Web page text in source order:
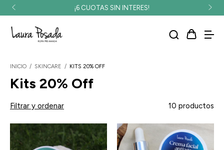
¡6 CUOTAS SIN INTERES!
INICIO / SKINCARE / KITS 20% OFF
Kits 20% Off
Filtrar y ordenar 10 productos